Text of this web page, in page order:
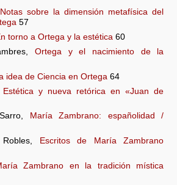
Notas sobre la dimensión metafísica del
57
torno a Ortega y la estética 60
Ortega y el nacimiento de la
idea de Ciencia en Ortega 64
Estética y nueva retórica en «Juan de
María Zambrano: españolidad /
Escritos de María Zambrano
Zambrano en la tradición mística